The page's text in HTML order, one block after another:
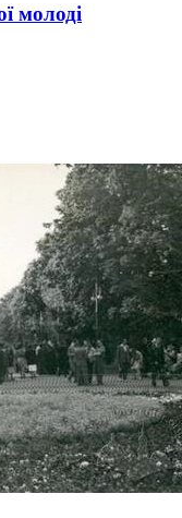
молоді